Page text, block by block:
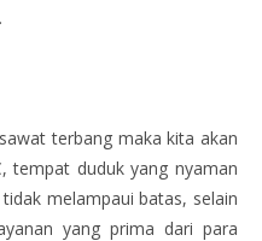
terbang maka kita akan
tempat duduk yang nyaman
melampaui batas, selain
yang prima dari para